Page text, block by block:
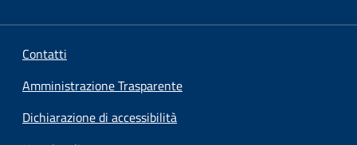
Contatti
Amministrazione Trasparente
Dichiarazione di accessibilità